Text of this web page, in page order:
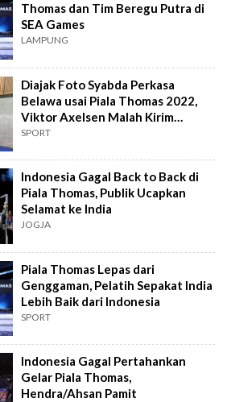
Thomas dan Tim Beregu Putra di
SEA Games
LAMPUNG
Diajak Foto Syabda Perkasa
Belawa usai Piala Thomas 2022,
Viktor Axelsen Malah Kirim
Ancaman
SPORT
Indonesia Gagal Back to Back di
Piala Thomas, Publik Ucapkan
Selamat ke India
JOGJA
Piala Thomas Lepas dari
Genggaman, Pelatih Sepakat India
Lebih Baik dari Indonesia
SPORT
Indonesia Gagal Pertahankan
Gelar Piala Thomas,
Hendra/Ahsan Pamit